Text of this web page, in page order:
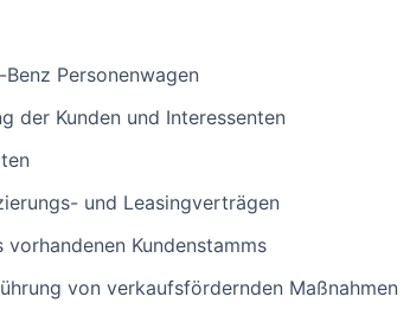
Personenwagen
der Kunden und Interessenten
und Leasingverträgen
Kundenstamms
von verkaufsfördernden Maßnahmen